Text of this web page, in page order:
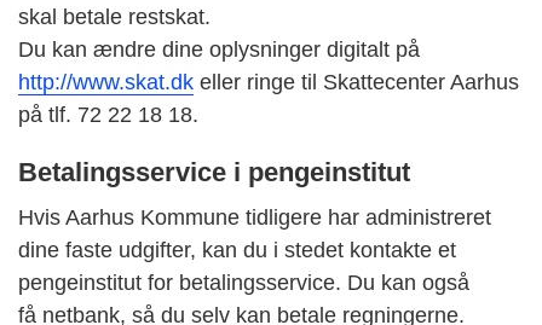
skal betale restskat.
Du kan ændre dine oplysninger digitalt på
http://www.skat.dk eller ringe til Skattecenter Aarhus
på tlf. 72 22 18 18.
Betalingsservice i pengeinstitut
Hvis Aarhus Kommune tidligere har administreret
dine faste udgifter, kan du i stedet kontakte et
pengeinstitut for betalingsservice. Du kan også
få netbank, så du selv kan betale regningerne.